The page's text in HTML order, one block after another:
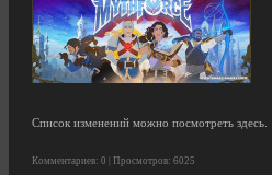
Список изменений можно посмотреть здесь.
Комментариев: 0 | Просмотров: 6025